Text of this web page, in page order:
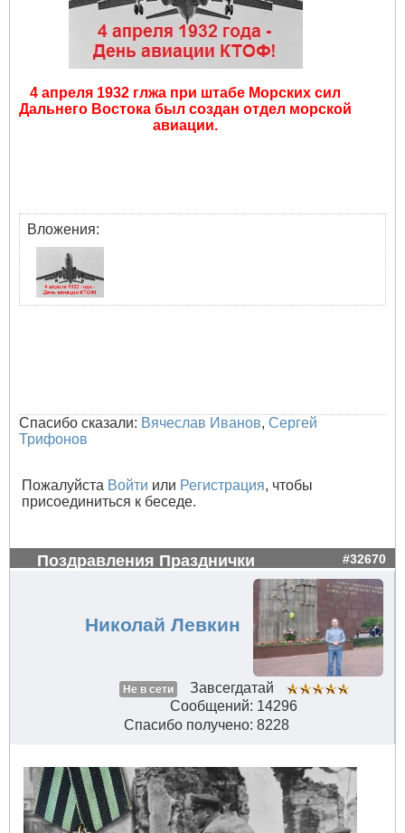
4 апреля 1932 глжа при штабе Морских сил
Дальнего Востока был создан отдел морской
авиации.
Вложения:
Спасибо сказали: Вячеслав Иванов, Сергей
Трифонов
Пожалуйста Войти или Регистрация, чтобы
присоединиться к беседе.
Поздравления Празднички #32670
Николай Левкин
Не в сети
Завсегдатай
Сообщений: 14296
Спасибо получено: 8228